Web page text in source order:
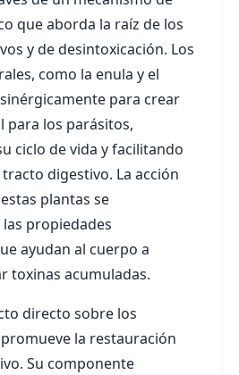
que aborda la raíz de los
y de desintoxicación. Los
como la enula y el
para crear
para los parásitos,
ciclo de vida y facilitando
digestivo. La acción
plantas se
propiedades
ayudan al cuerpo a
toxinas acumuladas.
directo sobre los
la restauración
Su componente